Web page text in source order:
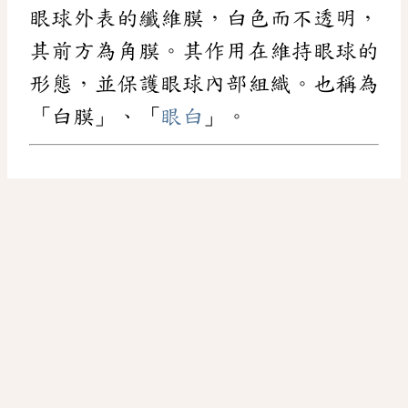
眼球外表的纖維膜，白色而不透明，
其前方為角膜。其作用在維持眼球的
形態，並保護眼球內部組織。也稱為
「白膜」、「 眼白 」。